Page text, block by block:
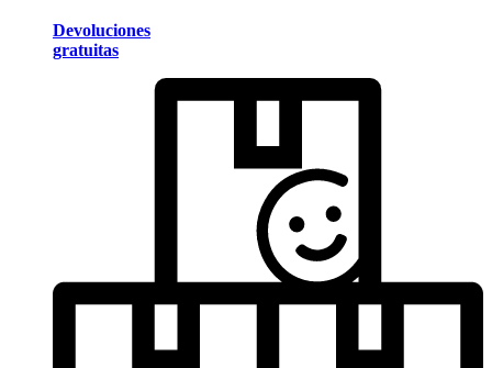
Devoluciones
gratuitas